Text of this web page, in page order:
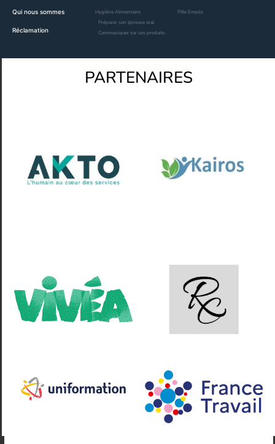
Qui nous sommes
Réclamation
Hygiène Alimentaire
Préparer son épreuve oral
Communiquer sur ses produits
Pôle Emploi
PARTENAIRES